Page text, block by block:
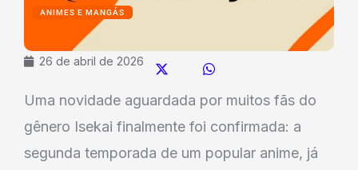
26 de abril de 2026
ANIMES E MANGÁS
Uma novidade aguardada por muitos fãs do
gênero Isekai finalmente foi confirmada: a
segunda temporada de um popular anime, já